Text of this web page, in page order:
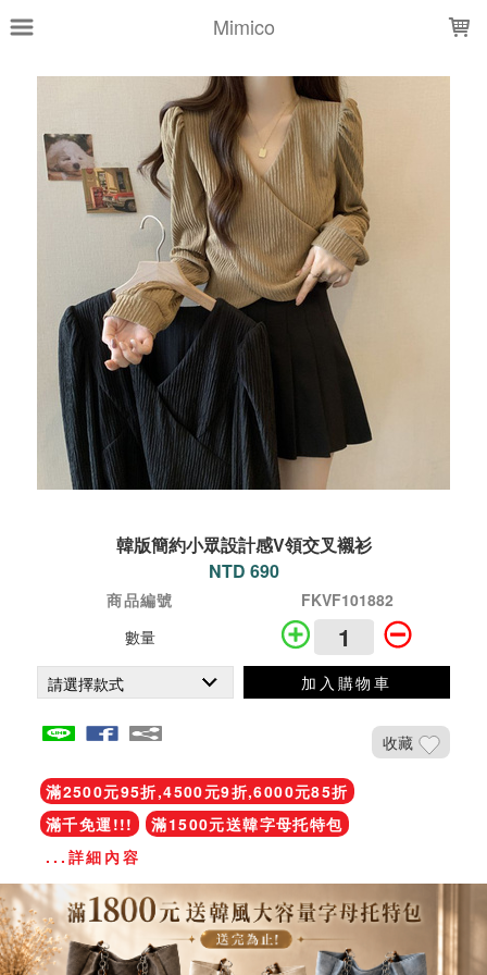
Mimico
韓版簡約小眾設計感V領交叉襯衫
NTD 690
商品編號
FKVF101882
數量
加入購物車
收藏
滿2500元95折,4500元9折,6000元85折
滿千免運!!!
滿1500元送韓字母托特包
...詳細內容